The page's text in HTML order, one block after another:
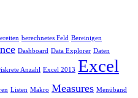
berechnetes Feld Bereinigen
Dashboard Data Explorer Daten
Anzahl Excel 2013 Excel
Listen Makro Measures Menüband